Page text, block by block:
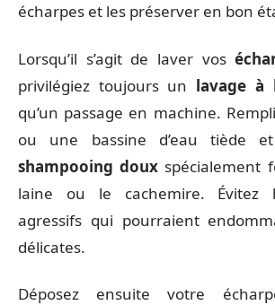
écharpes et les préserver en bon
Lorsqu’il s’agit de laver vos
privilégiez toujours un lavage à
qu’un passage en machine.
ou une bassine d’eau tiède
shampooing doux spécialement
laine ou le cachemire. Évitez
agressifs qui pourraient
délicates.
Déposez ensuite votre